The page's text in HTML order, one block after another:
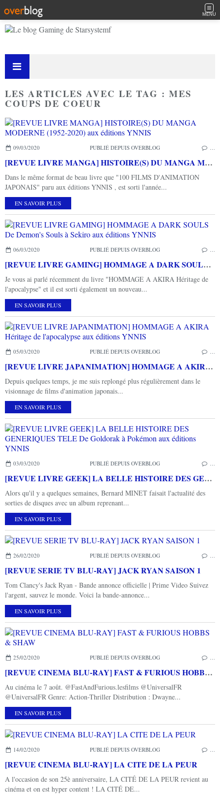
MENU
LES ARTICLES AVEC LE TAG : MES
COUPS DE COEUR
09/03/2020 PUBLIÉ DEPUIS OVERBLOG
[REVUE LIVRE MANGA] HISTOIRE(S) DU MANGA MODERNE (1952-2020) aux éditions YNNIS
Dans le même format de beau livre que "100 FILMS D'ANIMATION
JAPONAIS" paru aux éditions YNNIS , est sorti l'année...
EN SAVOIR PLUS
06/03/2020 PUBLIÉ DEPUIS OVERBLOG
[REVUE LIVRE GAMING] HOMMAGE A DARK SOULS De Demon's Souls à Sekiro aux éditions YNNIS
Je vous ai parlé récemment du livre "HOMMAGE A AKIRA Héritage de
l'apocalypse" et il est sorti également un nouveau...
EN SAVOIR PLUS
05/03/2020 PUBLIÉ DEPUIS OVERBLOG
[REVUE LIVRE JAPANIMATION] HOMMAGE A AKIRA Héritage de l'apocalypse aux éditions YNNIS
Depuis quelques temps, je me suis replongé plus régulièrement dans le
visionnage de films d'animation japonais...
EN SAVOIR PLUS
03/03/2020 PUBLIÉ DEPUIS OVERBLOG
[REVUE LIVRE GEEK] LA BELLE HISTOIRE DES GENERIQUES TELE De Goldorak à Pokémon aux éditions YNNIS
Alors qu'il y a quelques semaines, Bernard MINET faisait l'actualité des
sorties de disques avec un album reprenant...
EN SAVOIR PLUS
26/02/2020 PUBLIÉ DEPUIS OVERBLOG
[REVUE SERIE TV BLU-RAY] JACK RYAN SAISON 1
Tom Clancy's Jack Ryan - Bande annonce officielle | Prime Video Suivez
l'argent, sauvez le monde. Voici la bande-annonce...
EN SAVOIR PLUS
25/02/2020 PUBLIÉ DEPUIS OVERBLOG
[REVUE CINEMA BLU-RAY] FAST & FURIOUS HOBBS & SHAW
Au cinéma le 7 août. @FastAndFurious.lesfilms @UniversalFR
@UniversalFR Genre: Action-Thriller Distribution : Dwayne...
EN SAVOIR PLUS
14/02/2020 PUBLIÉ DEPUIS OVERBLOG
[REVUE CINEMA BLU-RAY] LA CITE DE LA PEUR
A l'occasion de son 25è anniversaire, LA CITÉ DE LA PEUR revient au
cinéma et on est hyper content ! LA CITÉ DE...